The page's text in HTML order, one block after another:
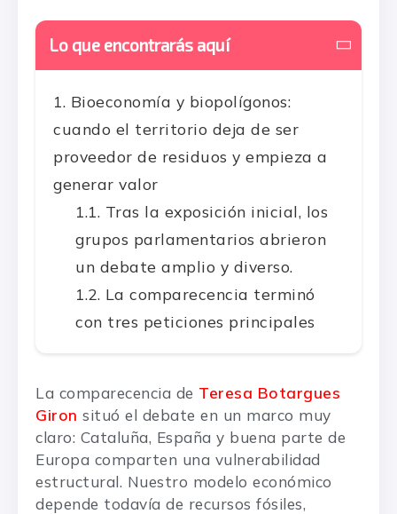
Lo que encontrarás aquí
Bioeconomía y biopolígonos:
cuando el territorio deja de ser
proveedor de residuos y empieza a
generar valor
Tras la exposición inicial, los
grupos parlamentarios abrieron
un debate amplio y diverso.
La comparecencia terminó
con tres peticiones principales
La comparecencia de Teresa Botargues
Giron situó el debate en un marco muy
claro: Cataluña, España y buena parte de
Europa comparten una vulnerabilidad
estructural. Nuestro modelo económico
depende todavía de recursos fósiles,